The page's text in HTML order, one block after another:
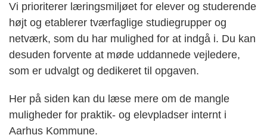
Vi prioriterer læringsmiljøet for elever og studerende
højt og etablerer tværfaglige studiegrupper og
netværk, som du har mulighed for at indgå i. Du kan
desuden forvente at møde uddannede vejledere,
som er udvalgt og dedikeret til opgaven.
Her på siden kan du læse mere om de mangle
muligheder for praktik- og elevpladser internt i
Aarhus Kommune.